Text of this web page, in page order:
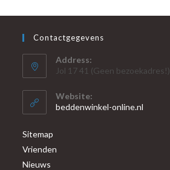
Contactgegevens
Address:
Jol 17 41 (Geen bezoekadres!)
Website:
beddenwinkel-online.nl
Sitemap
Vrienden
Nieuws